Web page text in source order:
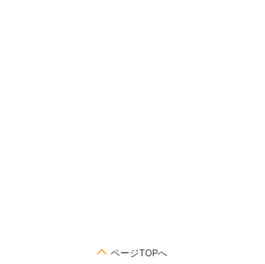
ページTOPへ